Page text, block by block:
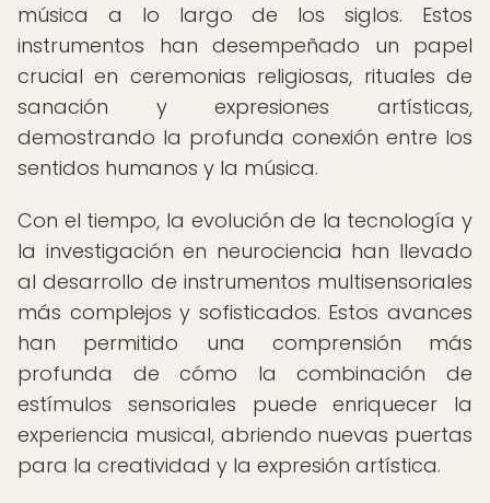
música a lo largo de los siglos. Estos
instrumentos han desempeñado un papel
crucial en ceremonias religiosas, rituales de
sanación y expresiones artísticas,
demostrando la profunda conexión entre los
sentidos humanos y la música.
Con el tiempo, la evolución de la tecnología y
la investigación en neurociencia han llevado
al desarrollo de instrumentos multisensoriales
más complejos y sofisticados. Estos avances
han permitido una comprensión más
profunda de cómo la combinación de
estímulos sensoriales puede enriquecer la
experiencia musical, abriendo nuevas puertas
para la creatividad y la expresión artística.